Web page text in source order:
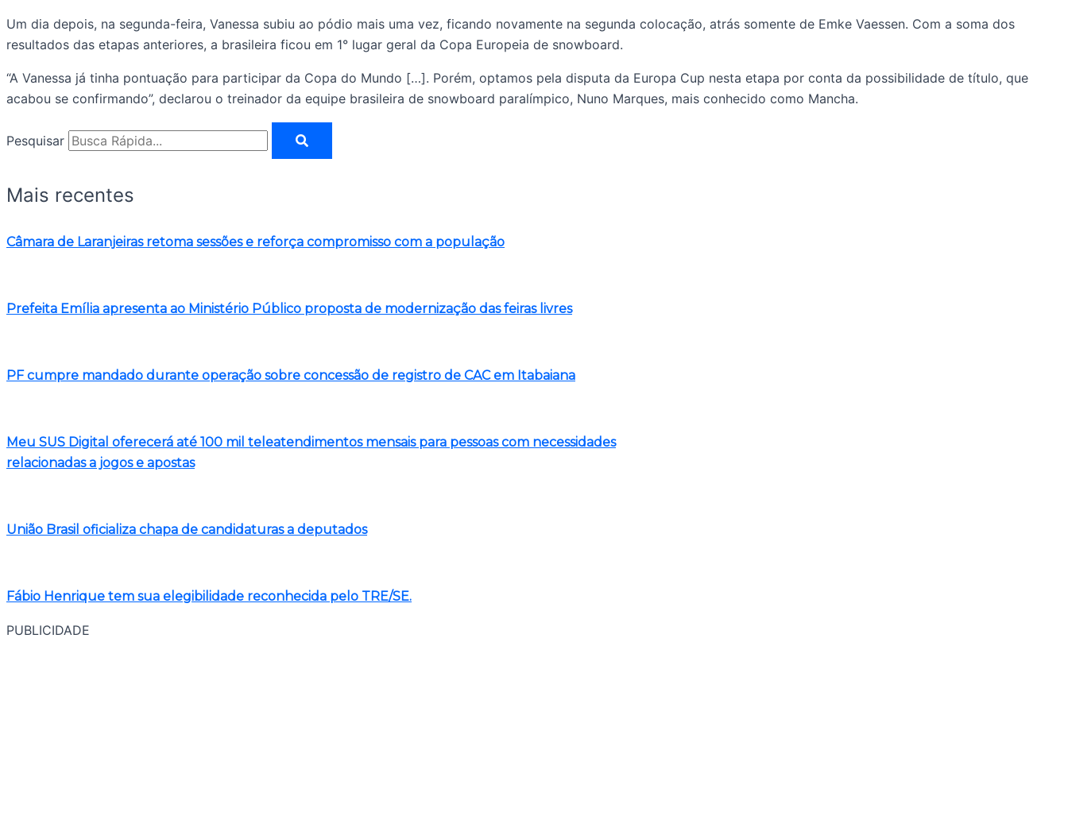
Um dia depois, na segunda-feira, Vanessa subiu ao pódio mais uma vez, ficando novamente na segunda colocação, atrás somente de Emke Vaessen. Com a soma dos
resultados das etapas anteriores, a brasileira ficou em 1° lugar geral da Copa Europeia de snowboard.
“A Vanessa já tinha pontuação para participar da Copa do Mundo […]. Porém, optamos pela disputa da Europa Cup nesta etapa por conta da possibilidade de título, que
acabou se confirmando”, declarou o treinador da equipe brasileira de snowboard paralímpico, Nuno Marques, mais conhecido como Mancha.
Pesquisar
Mais recentes
Câmara de Laranjeiras retoma sessões e reforça compromisso com a população
Prefeita Emília apresenta ao Ministério Público proposta de modernização das feiras livres
PF cumpre mandado durante operação sobre concessão de registro de CAC em Itabaiana
Meu SUS Digital oferecerá até 100 mil teleatendimentos mensais para pessoas com necessidades
relacionadas a jogos e apostas
União Brasil oficializa chapa de candidaturas a deputados
Fábio Henrique tem sua elegibilidade reconhecida pelo TRE/SE.
PUBLICIDADE